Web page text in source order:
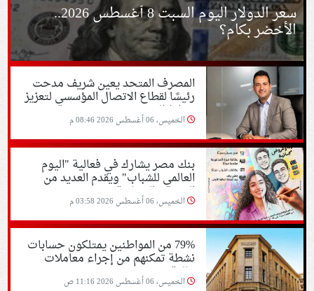
سعر الدولار اليوم السبت 8 أغسطس 2026..
الأخضر بكام؟
المصرف المتحد يعين شريف مدحت
رئيسًا لقطاع الاتصال المؤسسي لتعزيز
خطط النمو
الخميس، 06 أغسطس 2026 08:46 م
بنك مصر يشارك في فعالية "اليوم
العالمي للشباب" ويقدم العديد من
العروض المجانية
الخميس، 06 أغسطس 2026 03:58 م
79% من المواطنين يمتلكون حسابات
نشطة تمكنهم من إجراء معاملات
مالية
الخميس، 06 أغسطس 2026 11:16 ص